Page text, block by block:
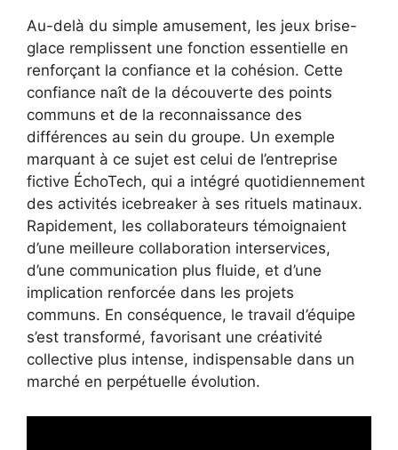
Au-delà du simple amusement, les jeux brise-
glace remplissent une fonction essentielle en
renforçant la confiance et la cohésion. Cette
confiance naît de la découverte des points
communs et de la reconnaissance des
différences au sein du groupe. Un exemple
marquant à ce sujet est celui de l’entreprise
fictive ÉchoTech, qui a intégré quotidiennement
des activités icebreaker à ses rituels matinaux.
Rapidement, les collaborateurs témoignaient
d’une meilleure collaboration interservices,
d’une communication plus fluide, et d’une
implication renforcée dans les projets
communs. En conséquence, le travail d’équipe
s’est transformé, favorisant une créativité
collective plus intense, indispensable dans un
marché en perpétuelle évolution.